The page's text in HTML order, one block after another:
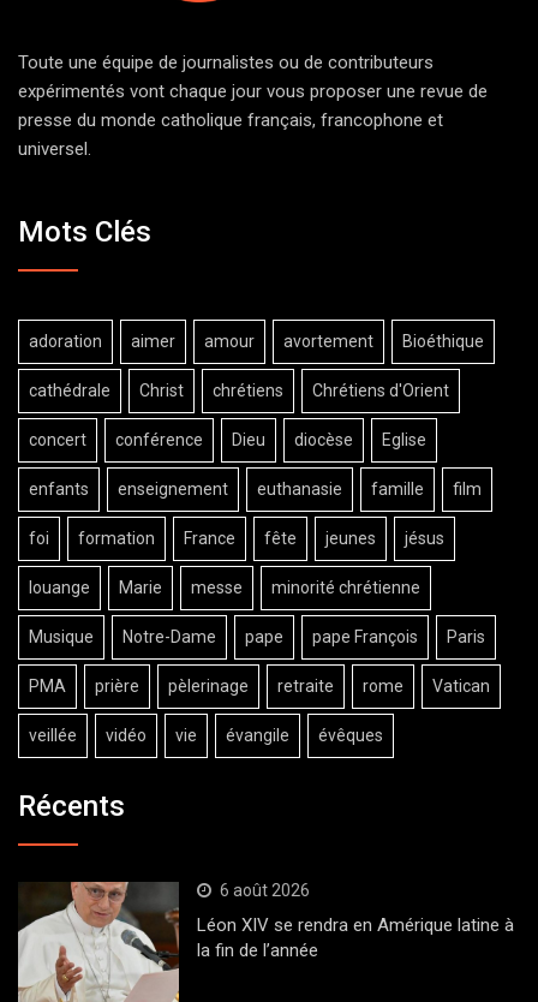
Toute une équipe de journalistes ou de contributeurs
expérimentés vont chaque jour vous proposer une revue de
presse du monde catholique français, francophone et
universel.
Mots Clés
adoration aimer amour avortement Bioéthique
cathédrale Christ chrétiens Chrétiens d'Orient
concert conférence Dieu diocèse Eglise
enfants enseignement euthanasie famille film
foi formation France fête jeunes jésus
louange Marie messe minorité chrétienne
Musique Notre-Dame pape pape François Paris
PMA prière pèlerinage retraite rome Vatican
veillée vidéo vie évangile évêques
Récents
6 août 2026
Léon XIV se rendra en Amérique latine à
la fin de l’année